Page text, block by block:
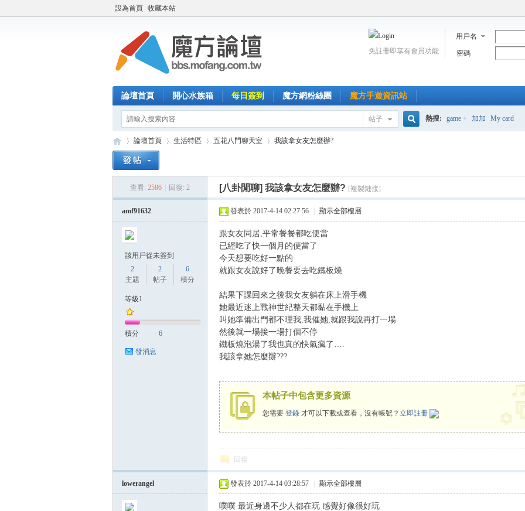
設為首頁 收藏本站
用戶名
密碼
免註冊即享有會員功能
論壇首頁 開心水族箱 每日簽到 魔方網粉絲團 魔方手遊資訊站
帖子 熱搜: game + 加加 My card
論壇首頁 生活特區 五花八門聊天室 我該拿女友怎麼辦?
查看: 2586 回復: 2 [八卦閒聊] 我該拿女友怎麼辦? [複製鏈接]
amf91632
該用戶從未簽到
2
主題
2
帖子
6
積分
等級1
積分 6
發消息
發表於 2017-4-14 02:27:56 顯示全部樓層
跟女友同居,平常餐餐都吃便當
已經吃了快一個月的便當了
今天想要吃好一點的
就跟女友說好了晚餐要去吃鐵板燒
結果下課回來之後我女友躺在床上滑手機
她最近迷上戰神世紀整天都黏在手機上
叫她準備出門都不理我,我催她,就跟我說再打一場
然後就一場接一場打個不停
鐵板燒泡湯了我也真的快氣瘋了 ….
我該拿她怎麼辦???
本帖子中包含更多資源
您需要 登錄 才可以下載或查看，沒有帳號？ 立即註冊
回復
lowerangel 發表於 2017-4-14 03:28:57 顯示全部樓層
噗噗 最近身邊不少人都在玩 感覺好像很好玩